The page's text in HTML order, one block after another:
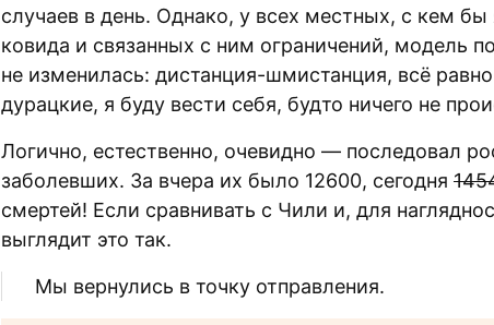
случаев в день. Однако, у всех местных, с кем бы
ковида и связанных с ним ограничений, модель
не изменилась: дистанция-шмистанция, всё
дурацкие, я буду вести себя, будто ничего не
Логично, естественно, очевидно — последовал
заболевших. За вчера их было 12600, сегодня
смертей! Если сравнивать с Чили и, для
выглядит это так.
Мы вернулись в точку отправления.